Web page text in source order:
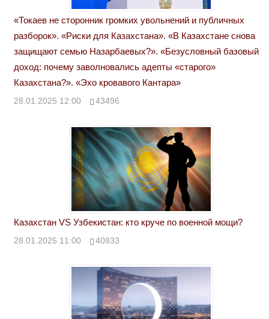
«Токаев не сторонник громких увольнений и публичных
разборок». «Риски для Казахстана». «В Казахстане снова
защищают семью Назарбаевых?». «Безусловный базовый
доход: почему заволновались адепты «старого»
Казахстана?». «Эхо кровавого Кантара»
28.01.2025 12:00 43496
Казахстан VS Узбекистан: кто круче по военной мощи?
28.01.2025 11:00 40833